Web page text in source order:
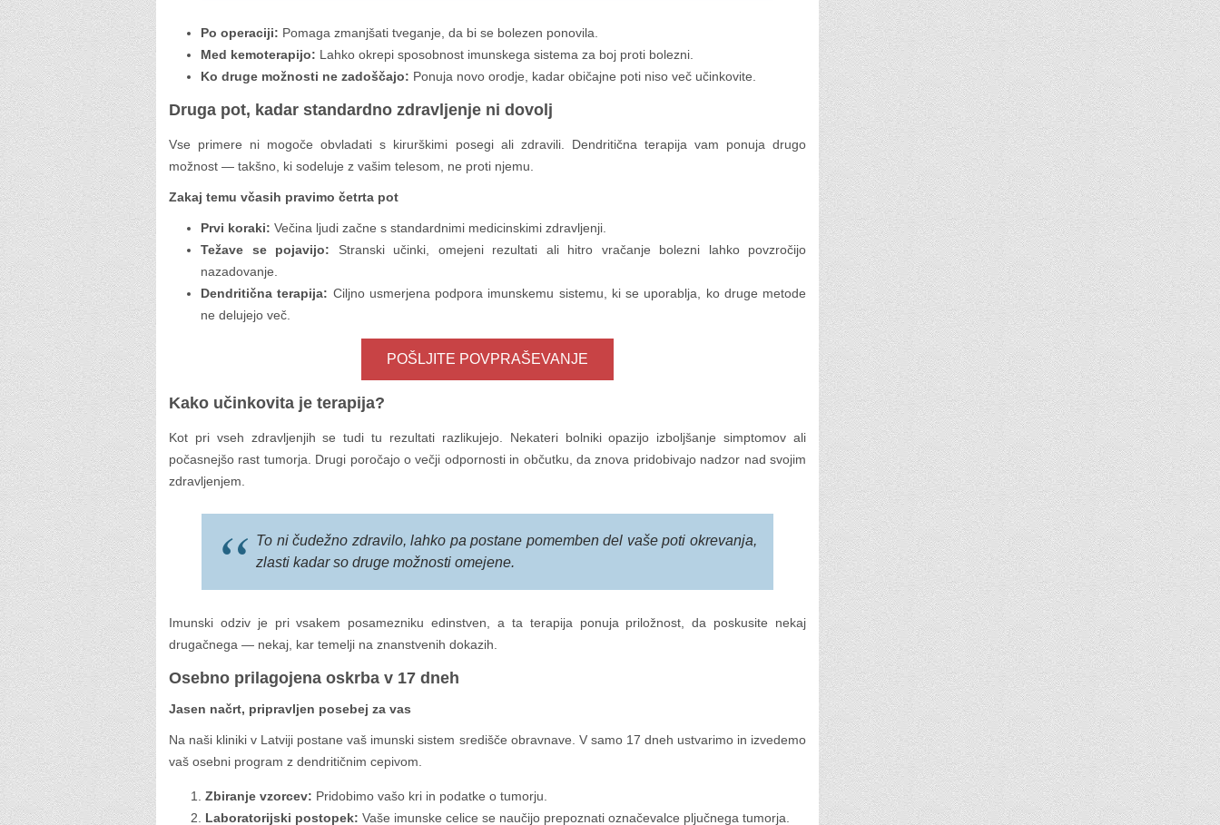
Po operaciji: Pomaga zmanjšati tveganje, da bi se bolezen ponovila.
Med kemoterapijo: Lahko okrepi sposobnost imunskega sistema za boj proti bolezni.
Ko druge možnosti ne zadoščajo: Ponuja novo orodje, kadar običajne poti niso več učinkovite.
Druga pot, kadar standardno zdravljenje ni dovolj
Vse primere ni mogoče obvladati s kirurškimi posegi ali zdravili. Dendritična terapija vam ponuja drugo
možnost — takšno, ki sodeluje z vašim telesom, ne proti njemu.
Zakaj temu včasih pravimo četrta pot
Prvi koraki: Večina ljudi začne s standardnimi medicinskimi zdravljenji.
Težave se pojavijo: Stranski učinki, omejeni rezultati ali hitro vračanje bolezni lahko povzročijo
nazadovanje.
Dendritična terapija: Ciljno usmerjena podpora imunskemu sistemu, ki se uporablja, ko druge metode
ne delujejo več.
POŠLJITE POVPRAŠEVANJE
Kako učinkovita je terapija?
Kot pri vseh zdravljenjih se tudi tu rezultati razlikujejo. Nekateri bolniki opazijo izboljšanje simptomov ali
počasnejšo rast tumorja. Drugi poročajo o večji odpornosti in občutku, da znova pridobivajo nadzor nad svojim
zdravljenjem.
To ni čudežno zdravilo, lahko pa postane pomemben del vaše poti okrevanja,
zlasti kadar so druge možnosti omejene.
Imunski odziv je pri vsakem posamezniku edinstven, a ta terapija ponuja priložnost, da poskusite nekaj
drugačnega — nekaj, kar temelji na znanstvenih dokazih.
Osebno prilagojena oskrba v 17 dneh
Jasen načrt, pripravljen posebej za vas
Na naši kliniki v Latviji postane vaš imunski sistem središče obravnave. V samo 17 dneh ustvarimo in izvedemo
vaš osebni program z dendritičnim cepivom.
Zbiranje vzorcev: Pridobimo vašo kri in podatke o tumorju.
Laboratorijski postopek: Vaše imunske celice se naučijo prepoznati označevalce pljučnega tumorja.